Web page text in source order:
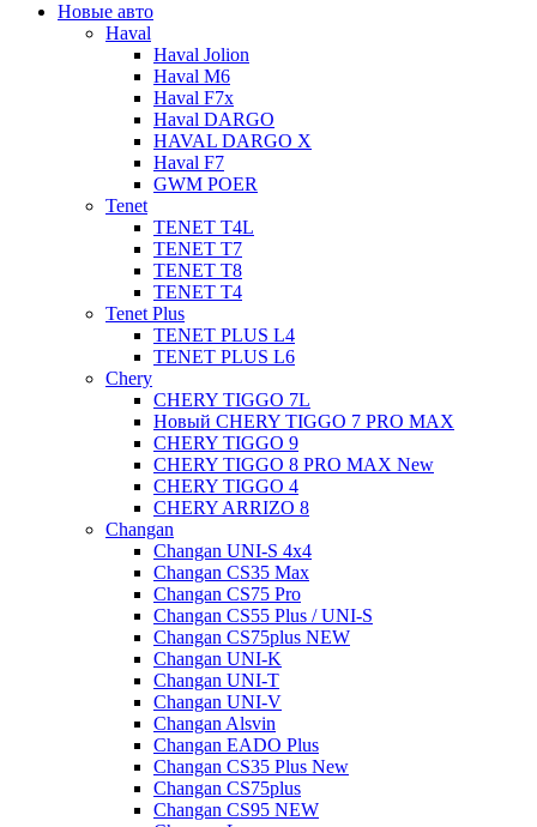
Новые авто
Haval
Haval Jolion
Haval M6
Haval F7x
Haval DARGO
HAVAL DARGO Х
Haval F7
GWM POER
Tenet
TENET T4L
TENET T7
TENET T8
TENET T4
Tenet Plus
TENET PLUS L4
TENET PLUS L6
Chery
CHERY TIGGO 7L
Новый CHERY TIGGO 7 PRO MAX
CHERY TIGGO 9
CHERY TIGGO 8 PRO MAX New
CHERY TIGGO 4
CHERY ARRIZO 8
Changan
Changan UNI-S 4x4
Changan CS35 Max
Changan CS75 Pro
Changan CS55 Plus / UNI-S
Changan CS75plus NEW
Changan UNI-K
Changan UNI-T
Changan UNI-V
Changan Alsvin
Changan EADO Plus
Changan CS35 Plus New
Changan CS75plus
Changan CS95 NEW